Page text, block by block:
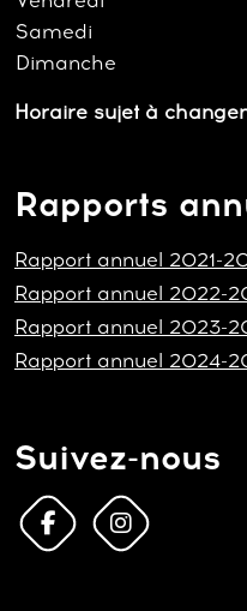
Samedi
Dimanche
Horaire sujet à
Rapports
Rapport annuel 2021-
Rapport annuel 2022-
Rapport annuel 2023-
Rapport annuel 2024-
Suivez-nous